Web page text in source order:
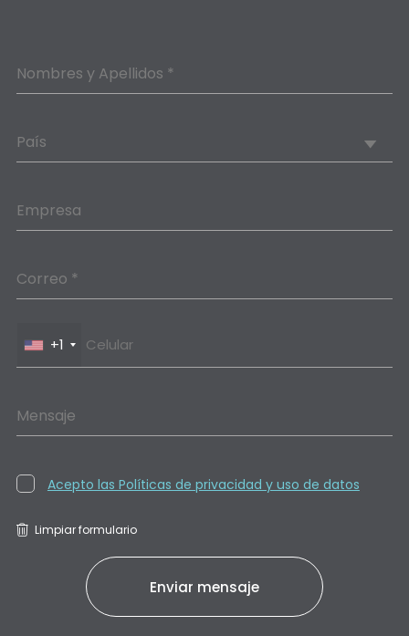
Nombres y Apellidos *
País
Empresa
Correo *
+1
Mensaje
Acepto las Políticas de privacidad y uso de datos
Limpiar formulario